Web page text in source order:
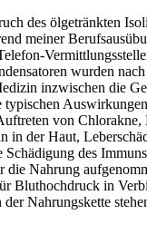
des ölgetränkten
meiner
wurden
inzwischen die
typischen
von Chlorakne,
in der Haut,
des
die Nahrung
Bluthochdruck in
Nahrungskette